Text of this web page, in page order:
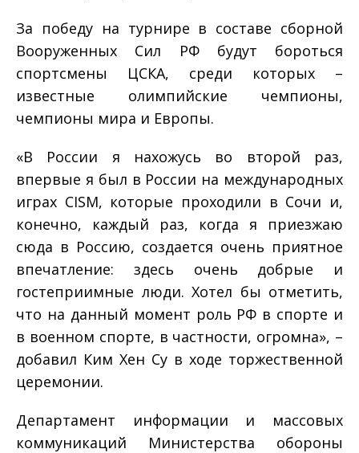
За победу на турнире в составе сборной
Вооруженных Сил РФ будут бороться
спортсмены ЦСКА, среди которых –
известные олимпийские чемпионы,
чемпионы мира и Европы.
«В России я нахожусь во второй раз,
впервые я был в России на международных
играх CISM, которые проходили в Сочи и,
конечно, каждый раз, когда я приезжаю
сюда в Россию, создается очень приятное
впечатление: здесь очень добрые и
гостеприимные люди. Хотел бы отметить,
что на данный момент роль РФ в спорте и
в военном спорте, в частности, огромна», –
добавил Ким Хен Су в ходе торжественной
церемонии.
Департамент информации и массовых
коммуникаций Министерства обороны